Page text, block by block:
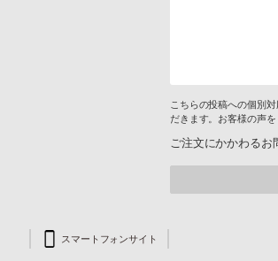
こちらの投稿への個別
だきます。お客様の声
ご注文にかかわるお
スマートフォンサイト